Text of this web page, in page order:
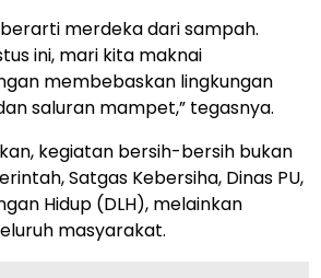
merdeka dari sampah.
ini, mari kita maknai
membebaskan lingkungan
saluran mampet,” tegasnya.
kegiatan bersih-bersih bukan
Satgas Kebersiha, Dinas PU,
Hidup (DLH), melainkan
masyarakat.